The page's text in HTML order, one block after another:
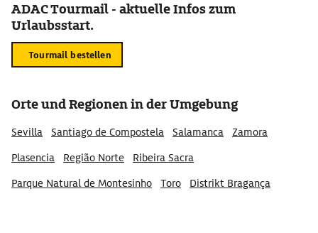
ADAC Tourmail - aktuelle Infos zum
Urlaubsstart.
Tourmail bestellen
Orte und Regionen in der Umgebung
Sevilla Santiago de Compostela Salamanca
Zamora
Plasencia
Região Norte
Ribeira Sacra
Parque Natural de Montesinho
Toro
Distrikt Bragança